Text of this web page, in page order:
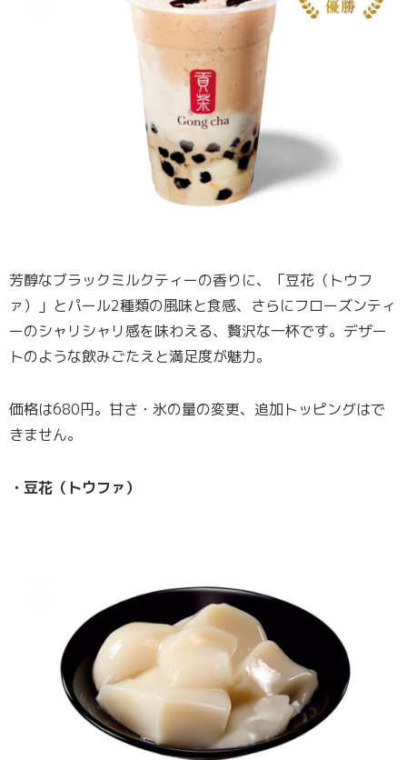
芳醇なブラックミルクティーの香りに、「豆花（トウフ
ァ）」とパール2種類の風味と食感、さらにフローズンティ
ーのシャリシャリ感を味わえる、贅沢な一杯です。デザー
トのような飲みごたえと満足度が魅力。
価格は680円。甘さ・氷の量の変更、追加トッピングはで
きません。
・豆花（トウファ）